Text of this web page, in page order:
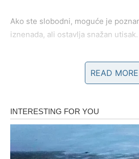
Ako ste slobodni, moguće je
iznenada, ali ostavlja snažan utisak.
Biće to osoba koja vas privlači
inteligencijom i načinom na koji
Privlačnost snažna.
A osjećaj povezanosti sve veći iz
READ MORE